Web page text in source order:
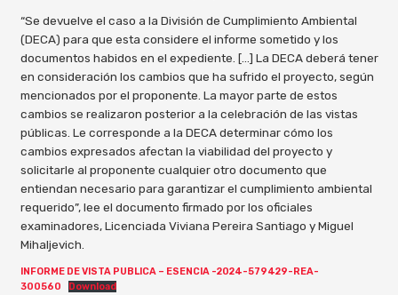
“Se devuelve el caso a la División de Cumplimiento Ambiental
(DECA) para que esta considere el informe sometido y los
documentos habidos en el expediente. […] La DECA deberá tener
en consideración los cambios que ha sufrido el proyecto, según
mencionados por el proponente. La mayor parte de estos
cambios se realizaron posterior a la celebración de las vistas
públicas. Le corresponde a la DECA determinar cómo los
cambios expresados afectan la viabilidad del proyecto y
solicitarle al proponente cualquier otro documento que
entiendan necesario para garantizar el cumplimiento ambiental
requerido”, lee el documento firmado por los oficiales
examinadores, Licenciada Viviana Pereira Santiago y Miguel
Mihaljevich.
INFORME DE VISTA PUBLICA – ESENCIA -2024-579429-REA-
300560
Download